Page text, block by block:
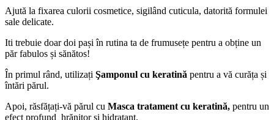
Ajută la fixarea culorii cosmetice, sigilând cuticula, datorită formulei
sale delicate.
Iti trebuie doar doi pași în rutina ta de frumusețe pentru a obține un
păr fabulos și sănătos!
În primul rând, utilizați Şamponul cu keratină pentru a vă curăța și
întări părul.
Apoi, răsfățați-vă părul cu Masca tratament cu keratină, pentru un
efect profund hrănitor și hidratant.